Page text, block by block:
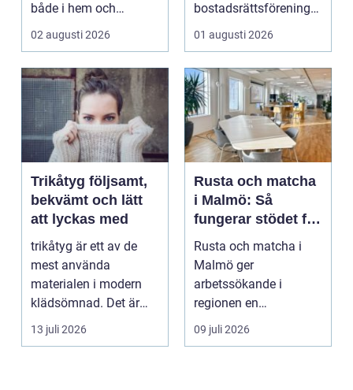
både i hem och
offentliga miljöer. I ...
02 augusti 2026
bostadsrättsföreningar
och h...
01 augusti 2026
Trikåtyg följsamt,
bekvämt och lätt
att lyckas med
trikåtyg är ett av de
mest använda
materialen i modern
klädsömnad. Det är
mjukt, elastiskt och
formb...
13 juli 2026
Rusta och matcha
i Malmö: Så
fungerar stödet för
dig som söker
jobb
Rusta och matcha i
Malmö ger
arbetssökande i
regionen en
strukturerad och
personlig vä...
09 juli 2026